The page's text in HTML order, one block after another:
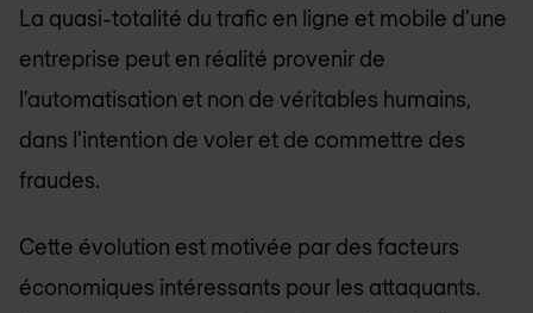
La quasi-totalité du trafic en ligne et mobile d'une
entreprise peut en réalité provenir de
l’automatisation et non de véritables humains,
dans l'intention de voler et de commettre des
fraudes.
Cette évolution est motivée par des facteurs
économiques intéressants pour les attaquants.